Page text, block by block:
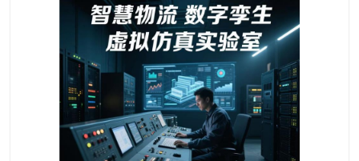
物流数字孪生 数字企业经营
工业工程实训室